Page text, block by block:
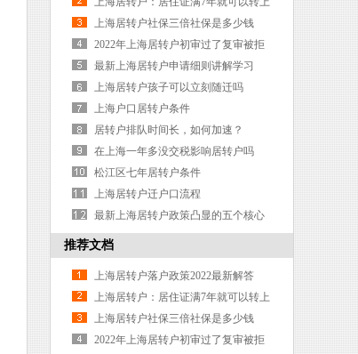
海户口吗？
上海居转户社保三倍社保是多少钱
2022年上海居转户初审过了复审被拒
概率0
最新上海居转户申请细则讲解学习
上海居转户孩子可以立刻随迁吗
上海户口居转户条件
居转户排队时间长，如何加速？
在上海一年多没交税影响居转户吗
松江区七年居转户条件
上海居转户迁户口流程
最新上海居转户政策凸显的五个核心
词
推荐文档
上海居转户落户政策2022最新解答
上海居转户：居住证满7年就可以转上
海户口吗？
上海居转户社保三倍社保是多少钱
2022年上海居转户初审过了复审被拒